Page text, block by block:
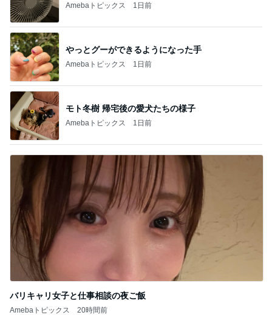
Amebaトピックス 1日前
やっとグーができるようになった手
Amebaトピックス 1日前
モト冬樹 帰宅後の愛犬たちの様子
Amebaトピックス 1日前
バリキャリ女子と仕事相談の夜ご飯
Amebaトピックス 20時間前